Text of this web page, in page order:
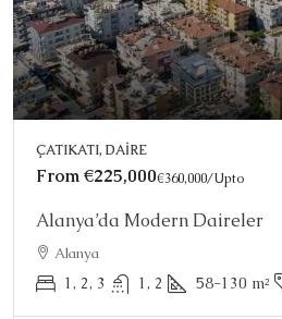
ÇATIKATI, DAIRE
From€225,000€360,000/Upto
Alanya’da Modern Daireler
Alanya
1, 2, 3 1, 2 58-130 m²